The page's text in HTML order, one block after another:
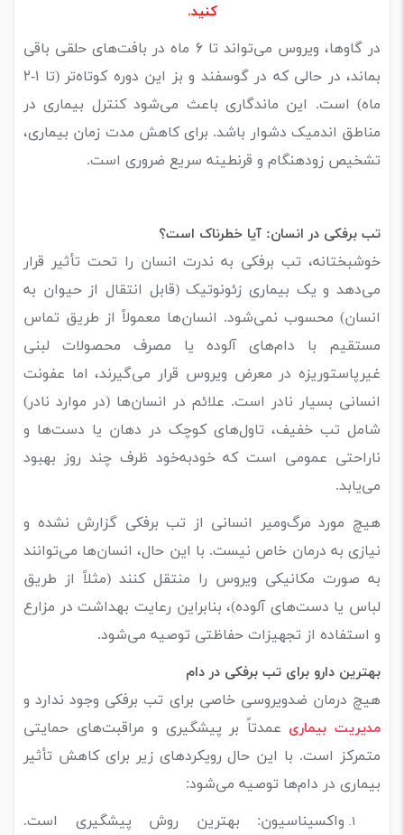
کنید.
در گاوها، ویروس می‌تواند تا ۶ ماه در بافت‌های حلقی باقی
بماند، در حالی که در گوسفند و بز این دوره کوتاه‌تر (تا ۱-۲
ماه) است. این ماندگاری باعث می‌شود کنترل بیماری در
مناطق اندمیک دشوار باشد. برای کاهش مدت زمان بیماری،
تشخیص زودهنگام و قرنطینه سریع ضروری است.
تب برفکی در انسان: آیا خطرناک است؟
خوشبختانه، تب برفکی به ندرت انسان را تحت تأثیر قرار
می‌دهد و یک بیماری زئونوتیک (قابل انتقال از حیوان به
انسان) محسوب نمی‌شود. انسان‌ها معمولاً از طریق تماس
مستقیم با دام‌های آلوده یا مصرف محصولات لبنی
غیرپاستوریزه در معرض ویروس قرار می‌گیرند، اما عفونت
انسانی بسیار نادر است. علائم در انسان‌ها (در موارد نادر)
شامل تب خفیف، تاول‌های کوچک در دهان یا دست‌ها و
ناراحتی عمومی است که خودبه‌خود ظرف چند روز بهبود
می‌یابد.
هیچ مورد مرگ‌ومیر انسانی از تب برفکی گزارش نشده و
نیازی به درمان خاص نیست. با این حال، انسان‌ها می‌توانند
به صورت مکانیکی ویروس را منتقل کنند (مثلاً از طریق
لباس یا دست‌های آلوده)، بنابراین رعایت بهداشت در مزارع
و استفاده از تجهیزات حفاظتی توصیه می‌شود.
بهترین دارو برای تب برفکی در دام
هیچ درمان ضد‌ویروسی خاصی برای تب برفکی وجود ندارد و
مدیریت بیماری عمدتاً بر پیشگیری و مراقبت‌های حمایتی
متمرکز است. با این حال رویکردهای زیر برای کاهش تأثیر
بیماری در دام‌ها توصیه می‌شود:
واکسیناسیون: بهترین روش پیشگیری است.